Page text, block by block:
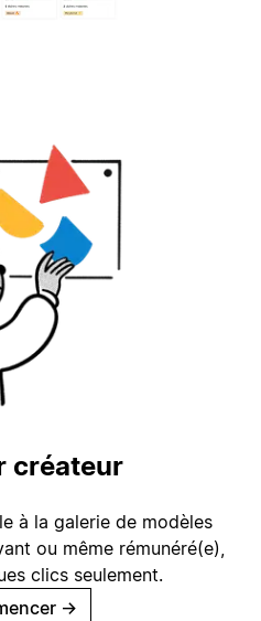
créateur
à la galerie de modèles
ou même rémunéré(e),
clics seulement.
→